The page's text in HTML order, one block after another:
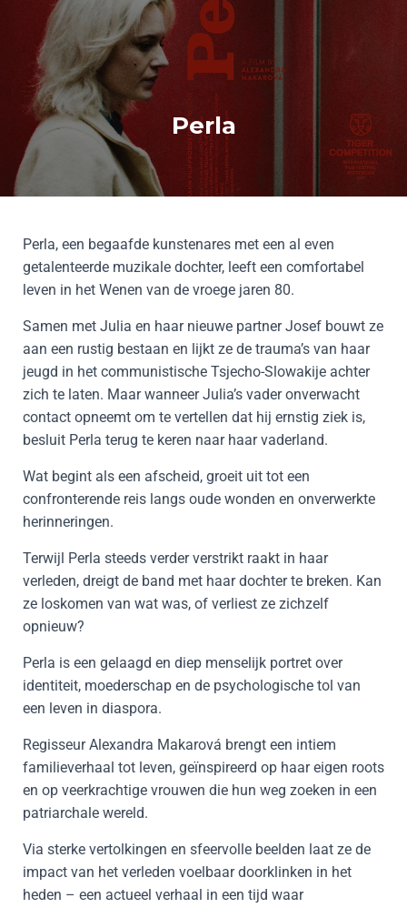
Perla
Perla, een begaafde kunstenares met een al even
getalenteerde muzikale dochter, leeft een comfortabel
leven in het Wenen van de vroege jaren 80.
Samen met Julia en haar nieuwe partner Josef bouwt ze
aan een rustig bestaan en lijkt ze de trauma’s van haar
jeugd in het communistische Tsjecho-Slowakije achter
zich te laten. Maar wanneer Julia’s vader onverwacht
contact opneemt om te vertellen dat hij ernstig ziek is,
besluit Perla terug te keren naar haar vaderland.
Wat begint als een afscheid, groeit uit tot een
confronterende reis langs oude wonden en onverwerkte
herinneringen.
Terwijl Perla steeds verder verstrikt raakt in haar
verleden, dreigt de band met haar dochter te breken. Kan
ze loskomen van wat was, of verliest ze zichzelf
opnieuw?
Perla is een gelaagd en diep menselijk portret over
identiteit, moederschap en de psychologische tol van
een leven in diaspora.
Regisseur Alexandra Makarová brengt een intiem
familieverhaal tot leven, geïnspireerd op haar eigen roots
en op veerkrachtige vrouwen die hun weg zoeken in een
patriarchale wereld.
Via sterke vertolkingen en sfeervolle beelden laat ze de
impact van het verleden voelbaar doorklinken in het
heden – een actueel verhaal in een tijd waar